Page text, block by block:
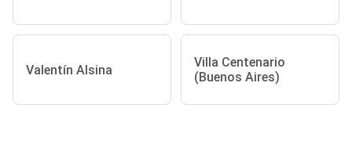
Valentín Alsina
Villa Centenario
(Buenos Aires)